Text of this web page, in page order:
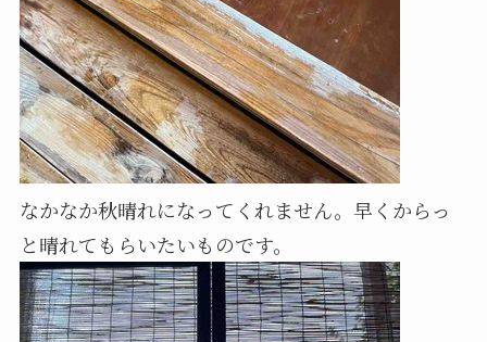
なかなか秋晴れになってくれません。早くからっ
と晴れてもらいたいものです。